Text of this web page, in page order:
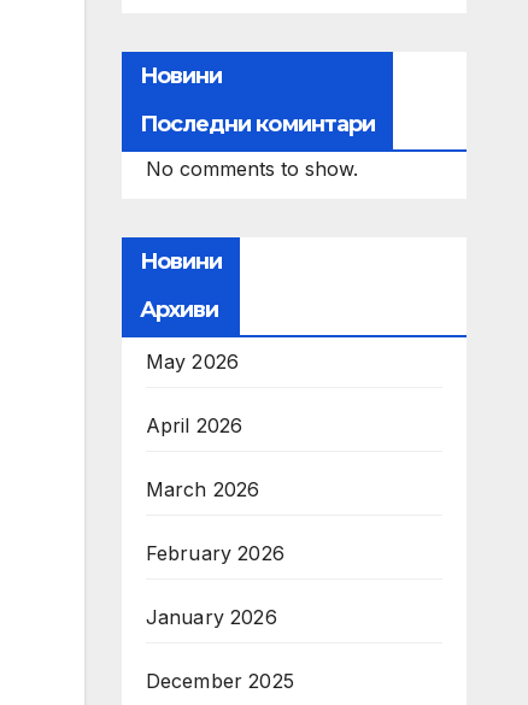
Новини
Последни коминтари
No comments to show.
Новини
Архиви
May 2026
April 2026
March 2026
February 2026
January 2026
December 2025